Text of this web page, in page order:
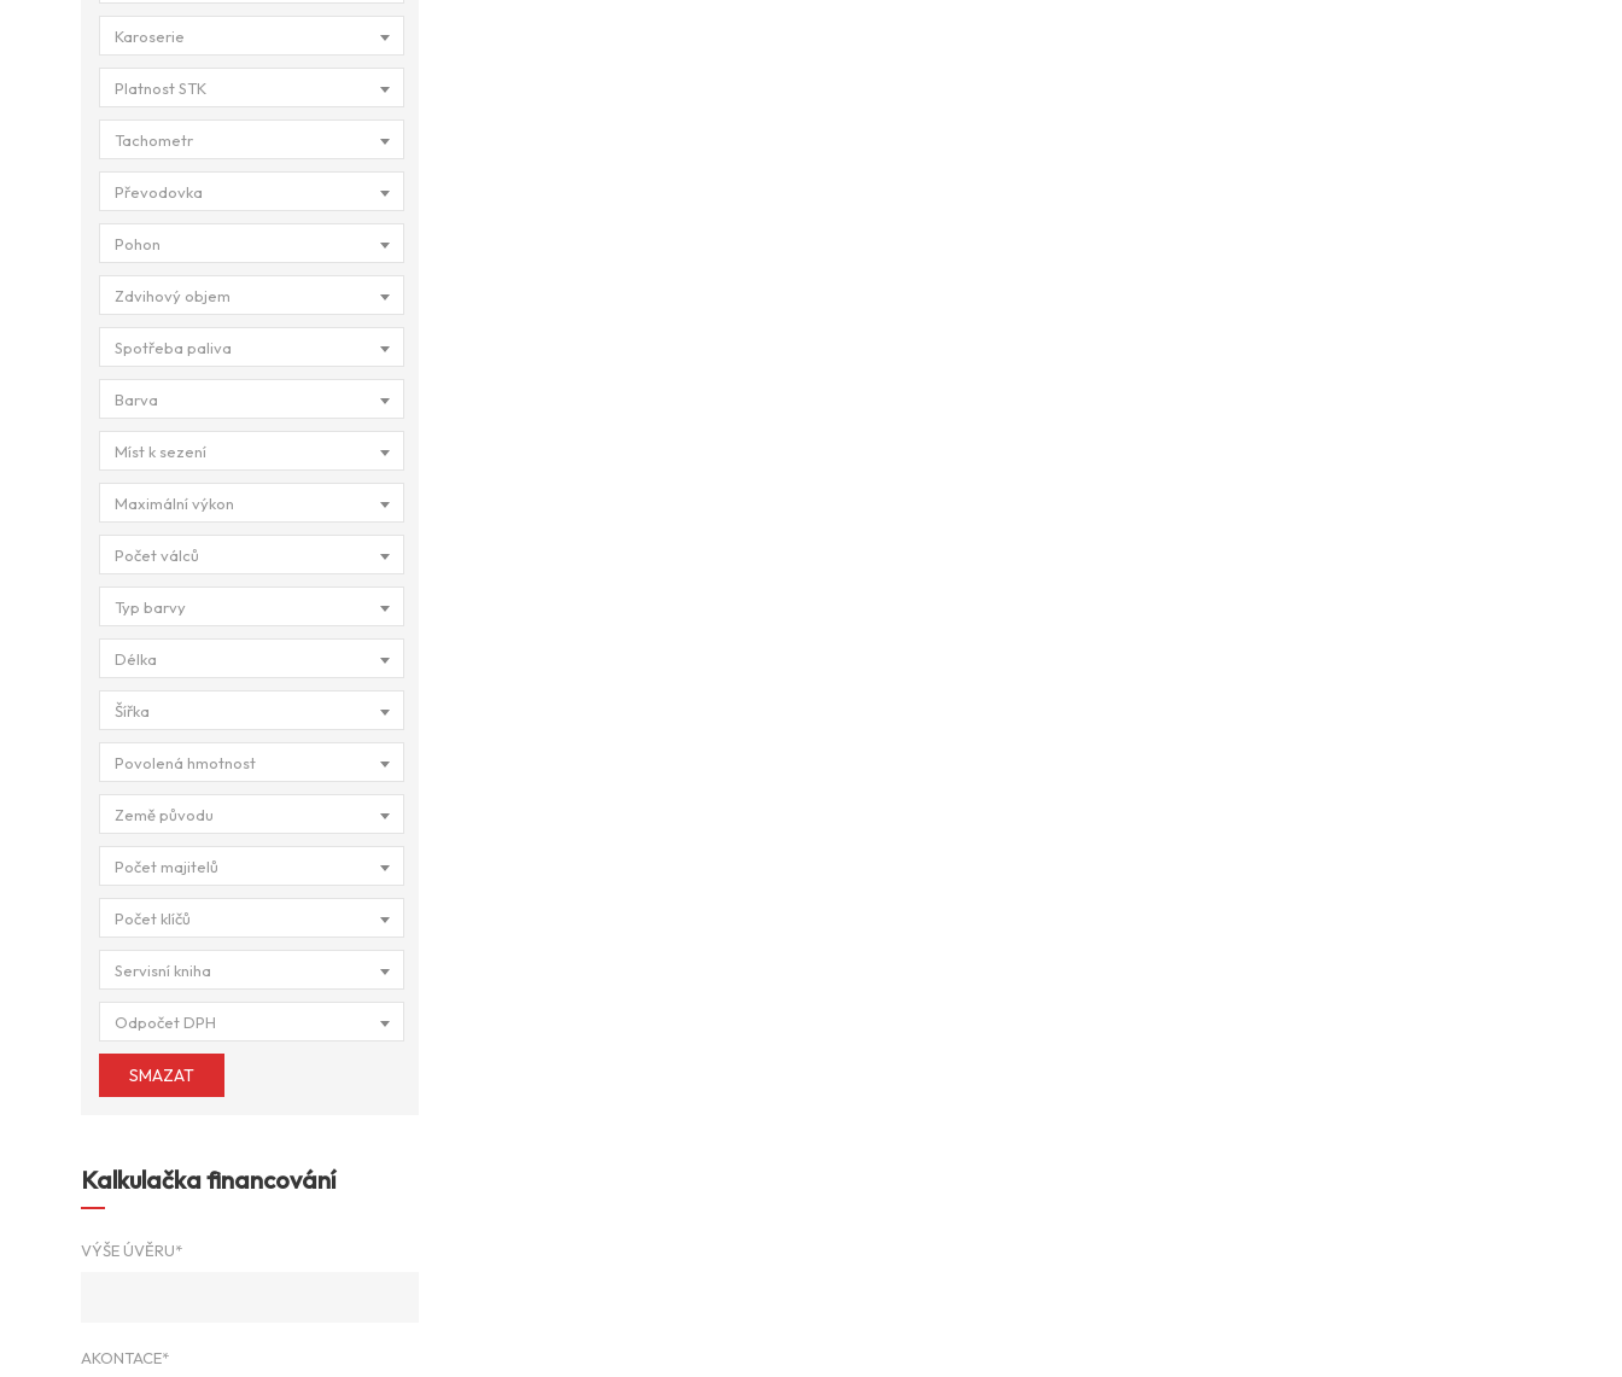
Karoserie
Platnost STK
Tachometr
Převodovka
Pohon
Zdvihový objem
Spotřeba paliva
Barva
Míst k sezení
Maximální výkon
Počet válců
Typ barvy
Délka
Šířka
Povolená hmotnost
Země původu
Počet majitelů
Počet klíčů
Servisní kniha
Odpočet DPH
SMAZAT
Kalkulačka financování
VÝŠE ÚVĚRU*
AKONTACE*